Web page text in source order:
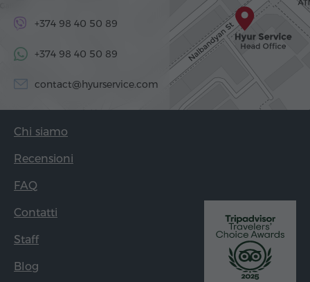
+374 98 40 50 89
+374 98 40 50 89
contact@hyurservice.com
Chi siamo
Recensioni
FAQ
Contatti
Staff
Blog